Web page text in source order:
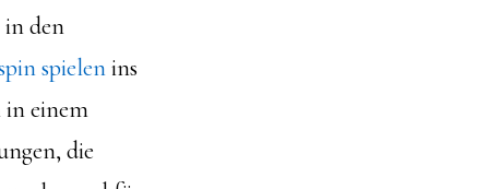
den
spielenins
in einem
die